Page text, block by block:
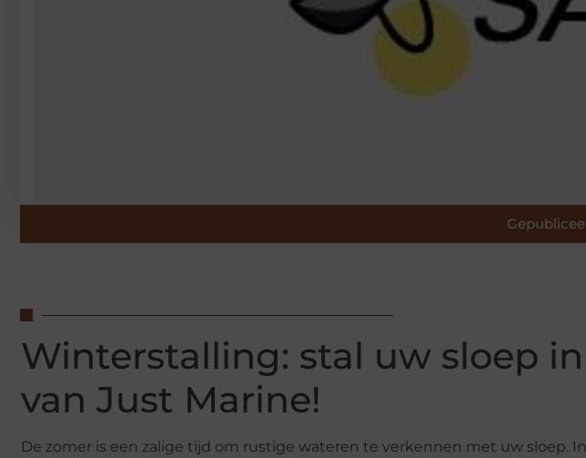
Winterstalling: stal uw sloep
van Just Marine!
De zomer is een zalige tijd om rustige wateren te verkennen met uw sloep.